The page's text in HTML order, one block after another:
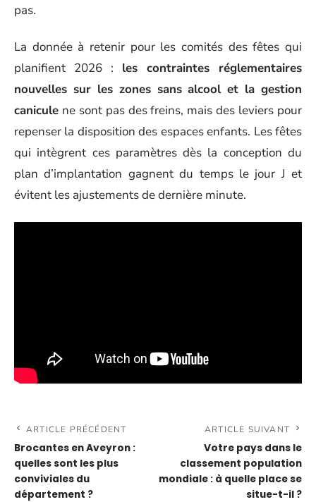
pas.
La donnée à retenir pour les comités des fêtes qui
planifient 2026 : les contraintes réglementaires
nouvelles sur les zones sans alcool et la gestion
canicule ne sont pas des freins, mais des leviers pour
repenser la disposition des espaces enfants. Les fêtes
qui intègrent ces paramètres dès la conception du
plan d’implantation gagnent du temps le jour J et
évitent les ajustements de dernière minute.
ARTICLE PRÉCÉDENT
Brocantes en Aveyron :
quelles sont les plus
conviviales du
département ?
ARTICLE SUIVANT
Votre pays dans le
classement population
mondiale : à quelle place se
situe-t-il ?